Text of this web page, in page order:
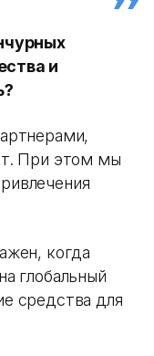
и
При этом мы
когда
глобальный
средства для